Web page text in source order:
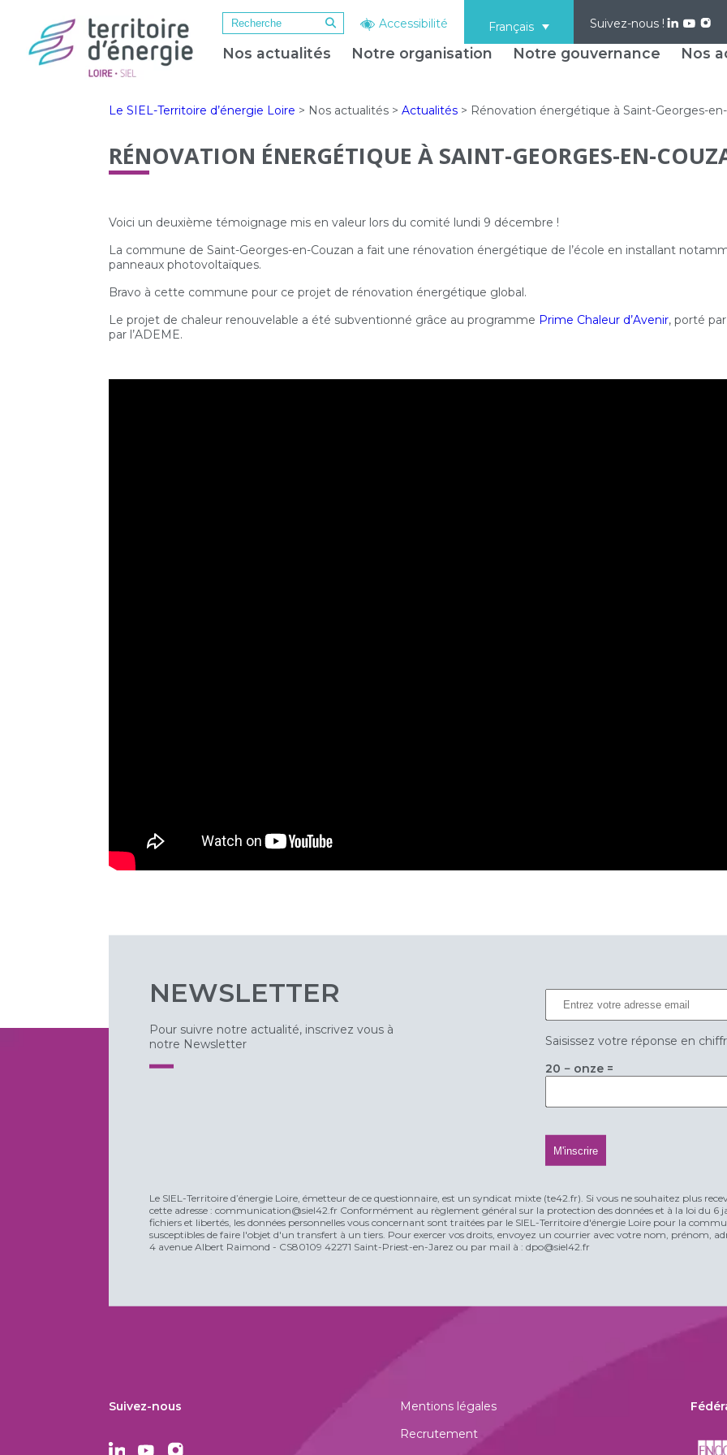
Accessibilité Français Suivez-nous !
Nos actualités Notre organisation Notre gouvernance Nos
Le SIEL-Territoire d’énergie Loire > Nos actualités >Actualités > Rénovation énergétique à Saint-Georges-
RÉNOVATION ÉNERGÉTIQUE À SAINT-GEORGES-EN-
Voici un deuxième témoignage mis en valeur lors du comité lundi 9 décembre !
La commune de Saint-Georges-en-Couzan a fait une rénovation énergétique de l’école en installant
panneaux photovoltaïques.
Bravo à cette commune pour ce projet de rénovation énergétique global.
Le projet de chaleur renouvelable a été subventionné grâce au programme Prime Chaleur d’Avenir, porté
par l’ADEME.
NEWSLETTER
Pour suivre notre actualité, inscrivez vous à
notre Newsletter
Saisissez votre réponse en
20 − onze =
Le SIEL-Territoire d’énergie Loire, émetteur de ce questionnaire, est un syndicat mixte (te42.fr). Si vous ne souhaitez plus
cette adresse : communication@siel42.fr Conformément au règlement général sur la protection des données et à la loi du 6
fichiers et libertés, les données personnelles vous concernant sont traitées par le SIEL-Territoire d'énergie Loire pour la
susceptibles de faire l'objet d'un transfert à un tiers. Pour exercer vos droits, envoyez un courrier avec votre nom, prénom,
4 avenue Albert Raimond - CS80109 42271 Saint-Priest-en-Jarez ou par mail à : dpo@siel42.fr
Suivez-nous
Mentions légales
Recrutement